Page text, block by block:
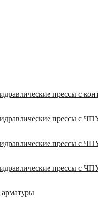
прессы с
прессы с
прессы с
прессы с
арматуры